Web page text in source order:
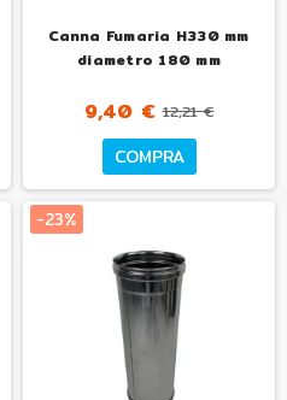
Canna Fumaria H330 mm
diametro 180 mm
9,40 € 12,21 €
COMPRA
-23%